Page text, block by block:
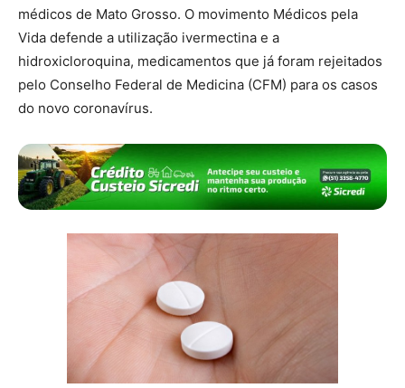
médicos de Mato Grosso. O movimento Médicos pela
Vida defende a utilização ivermectina e a
hidroxicloroquina, medicamentos que já foram rejeitados
pelo Conselho Federal de Medicina (CFM) para os casos
do novo coronavírus.